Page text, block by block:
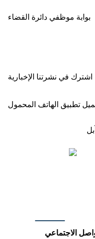
بوابة موظفي دائرة القضاء
في نشرتنا الإخبارية
تطبيق الهاتف المحمول
الاجتماعي